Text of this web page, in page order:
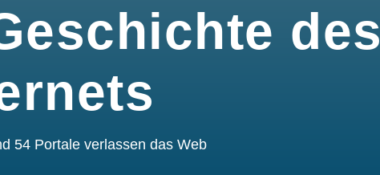
des
54 Portale verlassen das Web